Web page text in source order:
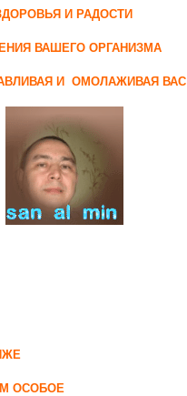
И РАДОСТИ
ВАШЕГО ОРГАНИЗМА
И ОМОЛАЖИВАЯ ВАС
ОСОБОЕ